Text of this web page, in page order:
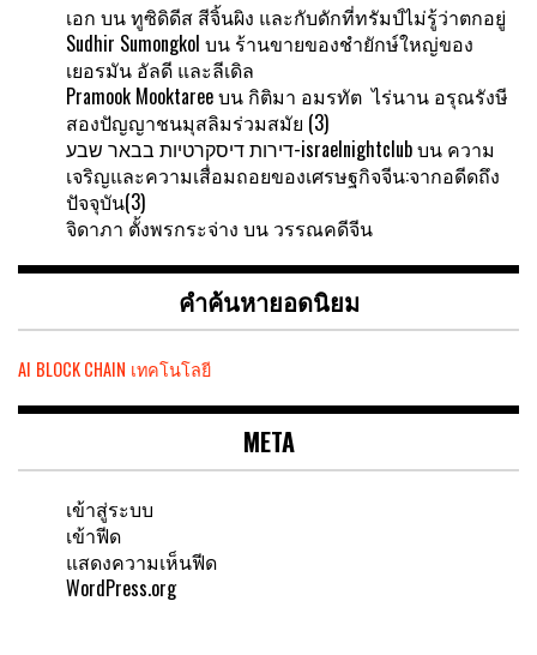
เอก บนทูซิดิดีส สีจิ้นผิง และกับดักที่ทรัมป์ไม่รู้ว่าตกอยู่
Sudhir Sumongkol บน ร้านขายของชำยักษ์ใหญ่ของ
เยอรมัน อัลดี และลีเดิล
Pramook Mooktareeบน กิติมา อมรทัต ไร่นาน อรุณรังษี
สองปัญญาชนมุสลิมร่วมสมัย (3)
דירות דיסקרטיות בבאר שבע-israelnightclubบน ความ
เจริญและความเสื่อมถอยของเศรษฐกิจจีน:จากอดีดถึง
ปัจจุบัน(3)
จิดาภา ตั้งพรกระจ่าง บน วรรณคดีจีน
คำค้นหายอดนิยม
AI BLOCK CHAIN เทคโนโลยี
META
เข้าสู่ระบบ
เข้าฟีด
แสดงความเห็นฟีด
WordPress.org